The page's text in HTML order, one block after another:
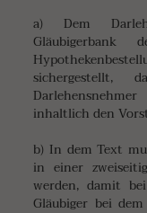
a) Dem
inhaltlich den
b) In dem Text
in einer
werden, damit
Gläubiger bei